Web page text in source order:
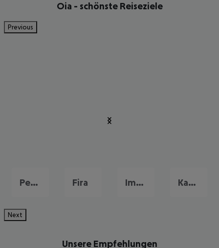
Oia - schönste Reiseziele
Previous
Perissa Fira Imerovigli Kamari
Next
Unsere Empfehlungen